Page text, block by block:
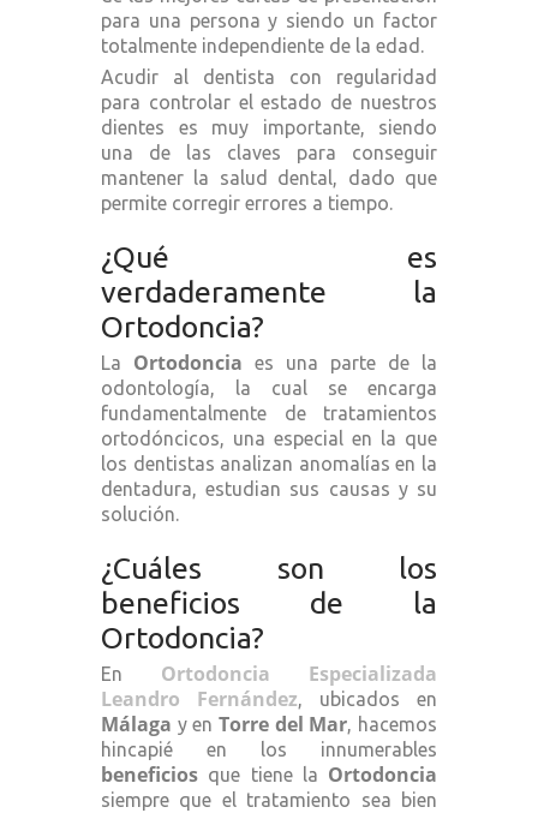
para una persona y siendo un factor
totalmente independiente de la edad.
Acudir al dentista con regularidad
para controlar el estado de nuestros
dientes es muy importante, siendo
una de las claves para conseguir
mantener la salud dental, dado que
permite corregir errores a tiempo.
¿Qué es
verdaderamente la
Ortodoncia?
La Ortodoncia es una parte de la
odontología, la cual se encarga
fundamentalmente de tratamientos
ortodóncicos, una especial en la que
los dentistas analizan anomalías en la
dentadura, estudian sus causas y su
solución.
¿Cuáles son los
beneficios de la
Ortodoncia?
En Ortodoncia Especializada
Leandro Fernández, ubicados en
Málaga y enTorre del Mar, hacemos
hincapié en los innumerables
beneficios que tiene la Ortodoncia
siempre que el tratamiento sea bien